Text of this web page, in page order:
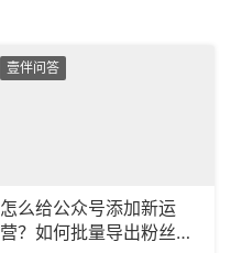
壹伴问答
怎么给公众号添加新运
营？如何批量导出粉丝留